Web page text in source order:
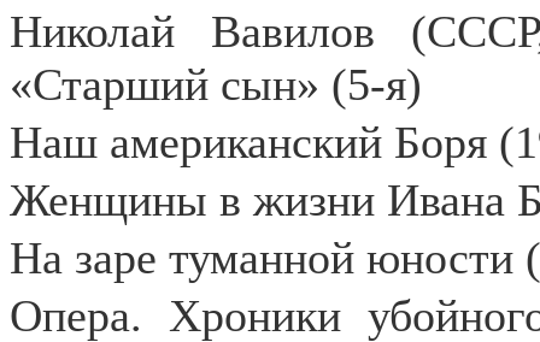
Николай Вавилов
«Старший сын» (5-я)
Наш американский Боря
Женщины в жизни Ивана
На заре туманной юности
Опера. Хроники